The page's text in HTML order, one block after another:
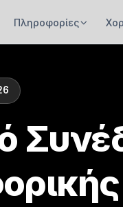
Πληροφορίες